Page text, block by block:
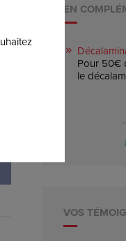
EN
Pour 50€
le
VOS